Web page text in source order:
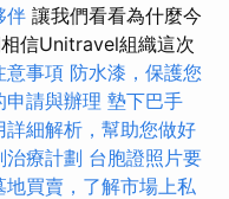
伴 讓我們看看為什麼今
信Unitravel組織這次
意事項 防水漆，保護您
申請與辦理 墊下巴手
詳細解析，幫助您做好
治療計劃 台胞證照片要
地買賣，了解市場上私